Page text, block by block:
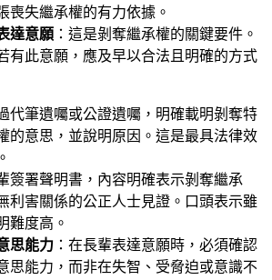
喪失繼承權的有力依據。
達意願 ：這是剝奪繼承權的關鍵要件。
有此意願，應及早以合法且明確的方式
代筆遺囑或公證遺囑，明確載明剝奪特
的意思，並說明原因。這是最具法律效
簽署聲明書，內容明確表示剝奪繼承
利害關係的公正人士見證。口頭表示雖
難度高。
思能力 ：在長輩表達意願時，必須確認
思能力，而非在失智、受脅迫或意識不